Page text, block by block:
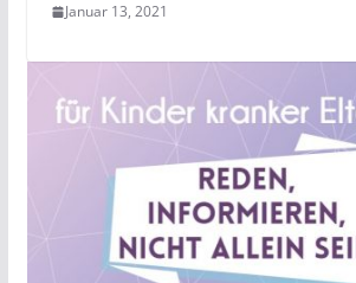
Januar 13, 2021